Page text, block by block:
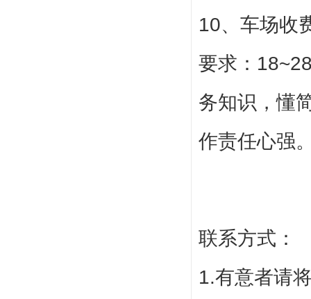
10、车场收
要求：
务知识，懂
作责任心强
联系方式：
1.有意者请